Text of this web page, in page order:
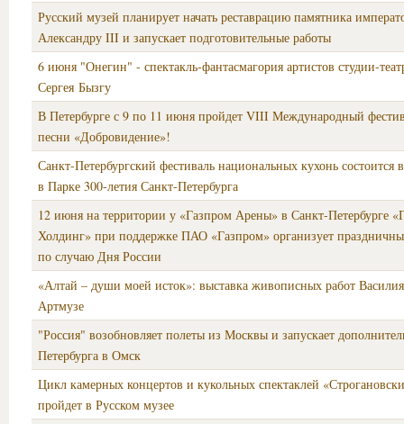
Русский музей планирует начать реставрацию памятника
Александру III и запускает подготовительные работы
6 июня "Онегин" - спектакль-фантасмагория артистов студии-
Сергея Бызгу
В Петербурге с 9 по 11 июня пройдет VIII Международный
песни «Добровидение»!
Санкт-Петербургский фестиваль национальных кухонь состоится
в Парке 300-летия Санкт-Петербурга
12 июня на территории у «Газпром Арены» в Санкт-Петербурге
Холдинг» при поддержке ПАО «Газпром» организует
по случаю Дня России
«Алтай – души моей исток»: выставка живописных работ
Артмузе
"Россия" возобновляет полеты из Москвы и запускает
Петербурга в Омск
Цикл камерных концертов и кукольных спектаклей
пройдет в Русском музее